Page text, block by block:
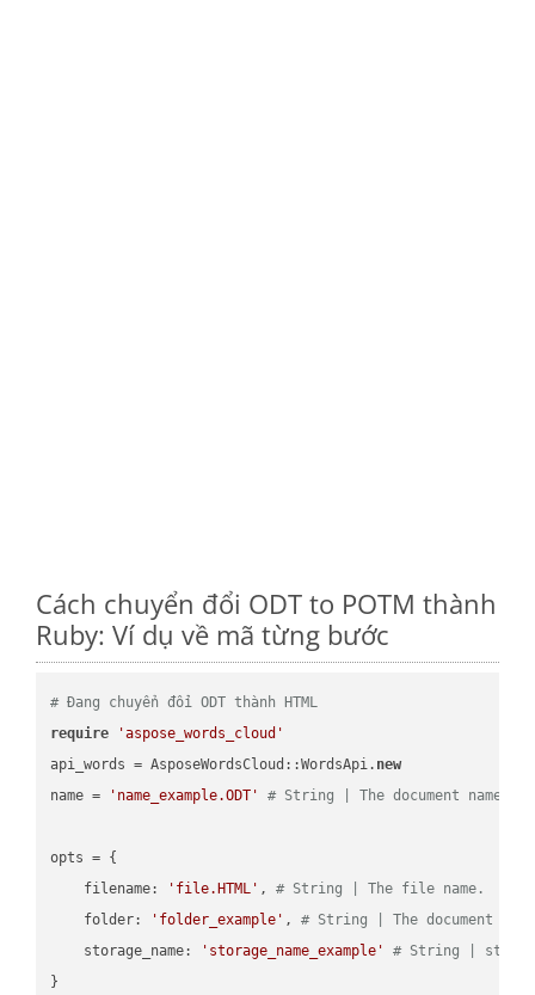
Cách chuyển đổi ODT to POTM thành
Ruby: Ví dụ về mã từng bước
# Đang chuyển đổi ODT thành HTML
require
'aspose_words_cloud'
api_words = AsposeWordsCloud::WordsApi. new
name =
'name_example.ODT' # String | The document name.
opts = {
    filename:
'file.HTML' , # String | The file name.
    folder:
'folder_example' , # String | The document
    storage_name:
'storage_name_example'
# String |
}